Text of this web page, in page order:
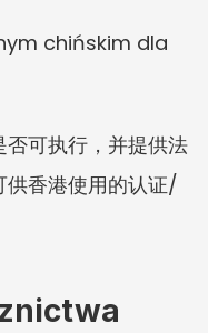
chińskim dla
可执行，并提供法
供香港使用的认证/